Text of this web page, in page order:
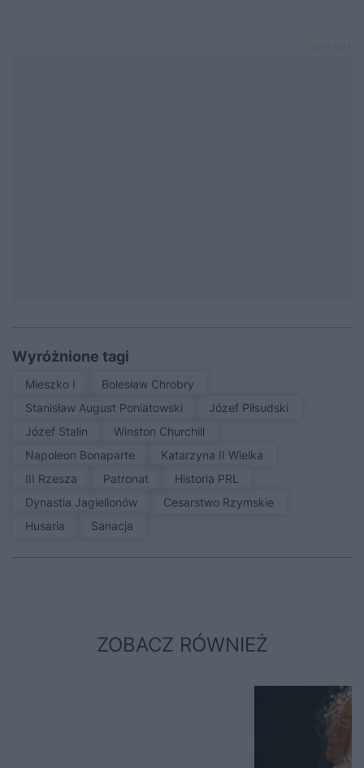
Wyróżnione tagi
Mieszko I
Bolesław Chrobry
Stanisław August Poniatowski
Józef Piłsudski
Józef Stalin
Winston Churchill
Napoleon Bonaparte
Katarzyna II Wielka
III Rzesza
patronat
Historia PRL
Dynastia Jagiellonów
Cesarstwo Rzymskie
Husaria
sanacja
ZOBACZ RÓWNIEŻ